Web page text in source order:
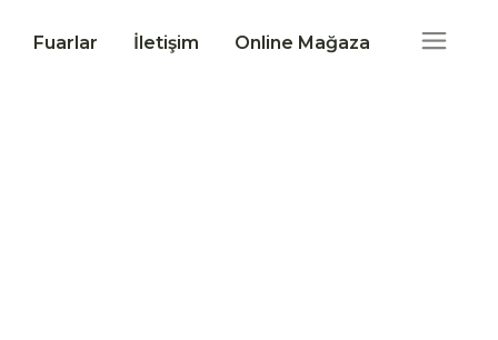
Fuarlar İletişim Online Mağaza